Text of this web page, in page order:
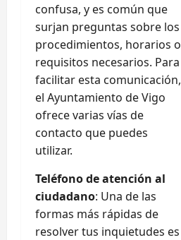
confusa, y es común que
surjan preguntas sobre los
procedimientos, horarios o
requisitos necesarios. Para
facilitar esta comunicación,
el Ayuntamiento de Vigo
ofrece varias vías de
contacto que puedes
utilizar.
Teléfono de atención al
ciudadano: Una de las
formas más rápidas de
resolver tus inquietudes es